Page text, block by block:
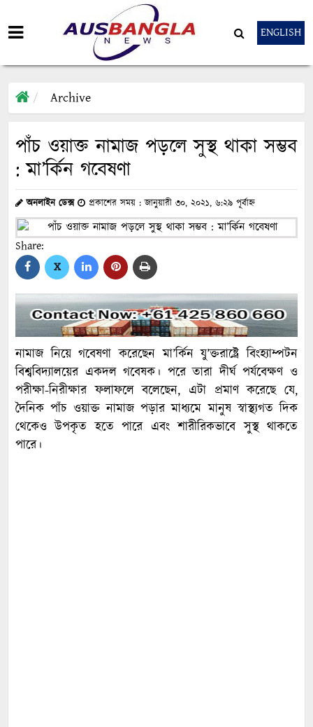
ENGLISH
Archive
পাঁচ ওয়াক্ত নামাজ পড়লে সুস্থ থাকা সম্ভব
: মা’র্কিন গবেষণা
অনলাইন ডেক্স প্রকাশের সময় : জানুয়ারী ৩০, ২০২১, ৬:২৯ পূর্বাহ্ন
Share:
X
নামাজ নিয়ে গবেষণা করেছেন মা’র্কিন যু’ক্তরাষ্ট্রে বিংহ্যাম্পটন
বিশ্ববিদ্যালয়ের একদল গবেষক। পরে তারা দীর্ঘ পর্যবেক্ষণ ও
পরীক্ষা-নিরীক্ষার ফলাফলে বলেছেন, এটা প্রমাণ করেছে যে,
দৈনিক পাঁচ ওয়াক্ত নামাজ পড়ার মাধ্যমে মানুষ স্বাস্থ্যগত দিক
থেকেও উপকৃত হতে পারে এবং শারীরিকভাবে সুস্থ থাকতে
পারে।